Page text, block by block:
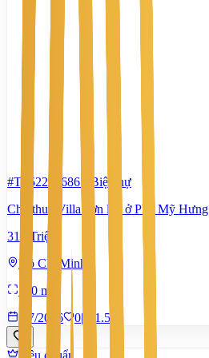
#TS52270686
Biệt thự
Cho thuê Villa đơn lập ở Phú Mỹ Hưng
315 Triệu
Hồ Chí Minh
580 m²
7/7/2026
0| 1.530